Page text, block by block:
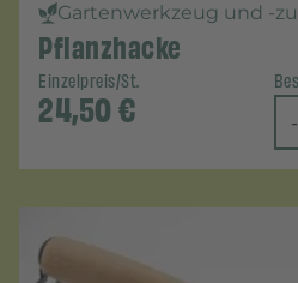
Gartenwerkzeug und -
Pflanzhacke
Einzelpreis/St.
24,50€ -